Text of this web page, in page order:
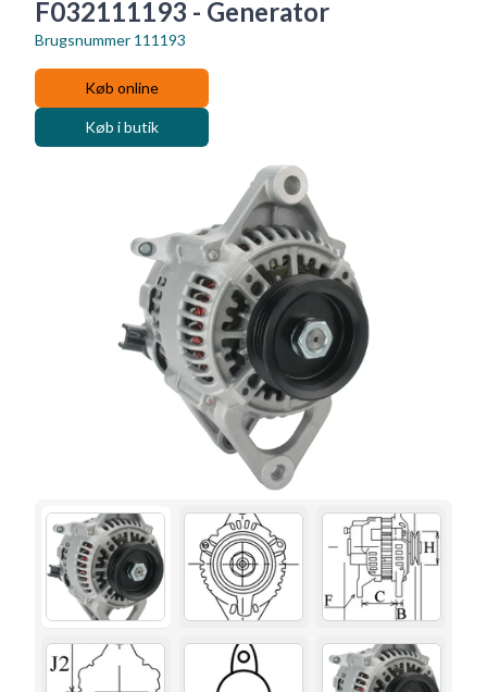
F032111193 - Generator
Brugsnummer 111193
Køb online
Køb i butik